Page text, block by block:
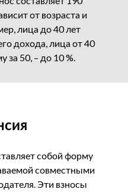
от возраста и
лица до 40 лет
дохода, лица от 40
за 50, – до 10 %.
собой форму
совместными
Эти взносы